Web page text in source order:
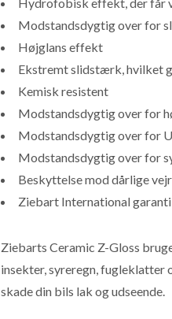
Modstandsdygtig over for
Højglans effekt
Ekstremt slidstærk, hvilket
Kemisk resistent
Modstandsdygtig over for
Modstandsdygtig over for
Modstandsdygtig over for
Beskyttelse mod dårlige
Ziebart International
Ziebarts Ceramic Z-Gloss
insekter, syreregn, fugleklatter
skade din bils lak og udseende.